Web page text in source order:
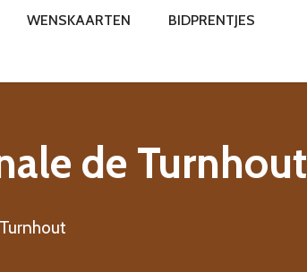
WENSKAARTEN BIDPRENTJES
de Turnhout